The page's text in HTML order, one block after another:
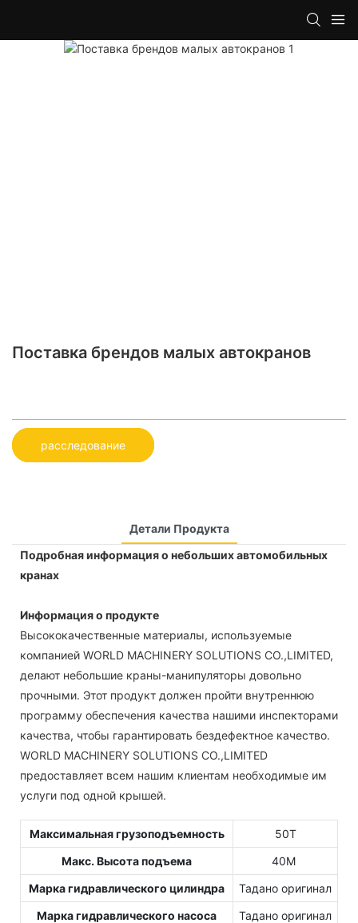
Поставка брендов малых автокранов
расследование
Детали Продукта
Подробная информация о небольших автомобильных
кранах
Информация о продукте
Высококачественные материалы, используемые
компанией WORLD MACHINERY SOLUTIONS CO.,LIMITED,
делают небольшие краны-манипуляторы довольно
прочными. Этот продукт должен пройти внутреннюю
программу обеспечения качества нашими инспекторами
качества, чтобы гарантировать бездефектное качество.
WORLD MACHINERY SOLUTIONS CO.,LIMITED
предоставляет всем нашим клиентам необходимые им
услуги под одной крышей.
Максимальная грузоподъемность
50Т
Макс. Высота подъема
40М
Марка гидравлического цилиндра
Тадано оригинал
Марка гидравлического насоса
Тадано оригинал